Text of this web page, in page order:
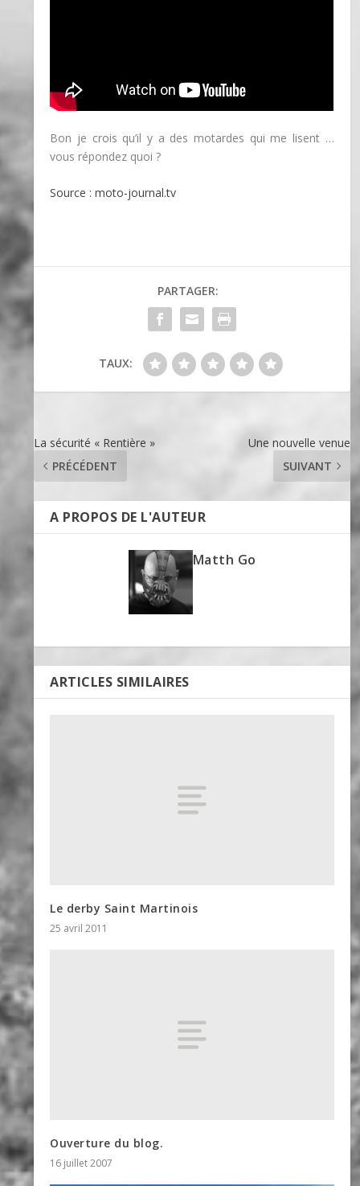
Bon je crois qu’il y a des motardes qui me lisent …
vous répondez quoi ?
Source : moto-journal.tv
PARTAGER:
TAUX:
La sécurité « Rentière »
PRÉCÉDENT
Une nouvelle venue
SUIVANT
A PROPOS DE L'AUTEUR
Matth Go
ARTICLES SIMILAIRES
Le derby Saint Martinois
25 avril 2011
Ouverture du blog.
16 juillet 2007